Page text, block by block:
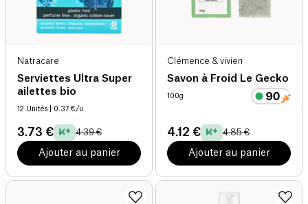
Natracare
Serviettes Ultra Super
ailettes bio
12 Unités | 0.37 €/u
3.73 € 4.39 €
Ajouter au panier
Clémence & vivien
Savon à Froid Le Gecko
100g
4.12 € 4.85 €
Ajouter au panier